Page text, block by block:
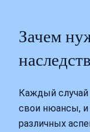
Зачем
Каждый случай
свои нюансы,
различных